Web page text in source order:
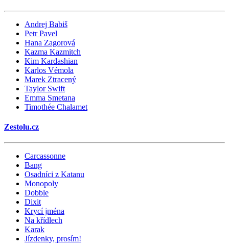
Andrej Babiš
Petr Pavel
Hana Zagorová
Kazma Kazmitch
Kim Kardashian
Karlos Vémola
Marek Ztracený
Taylor Swift
Emma Smetana
Timothée Chalamet
Zestolu.cz
Carcassonne
Bang
Osadníci z Katanu
Monopoly
Dobble
Dixit
Krycí jména
Na křídlech
Karak
Jízdenky, prosím!